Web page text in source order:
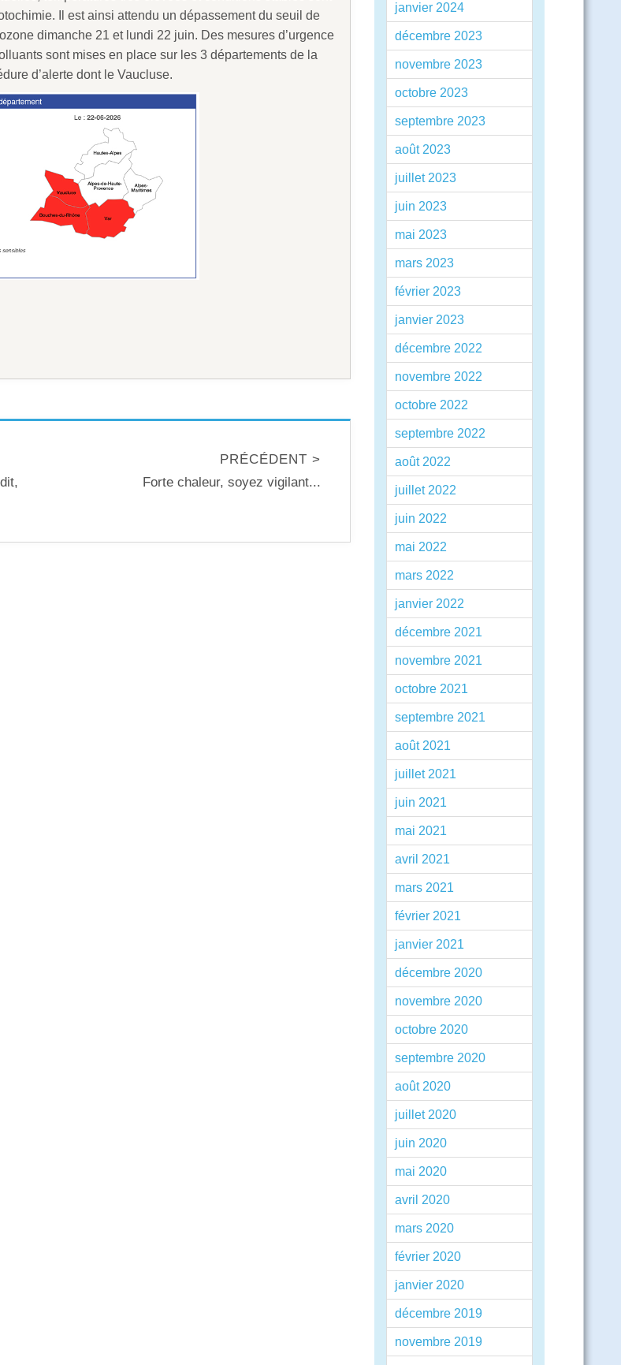
Il est ainsi attendu un dépassement du seuil de
dimanche 21 et lundi 22 juin. Des mesures d’urgence
sont mises en place sur les 3 départements de la
d’alerte dont le Vaucluse.
PRÉCÉDENT >
Forte chaleur, soyez vigilant...
janvier 2024
décembre 2023
novembre 2023
octobre 2023
septembre 2023
août 2023
juillet 2023
juin 2023
mai 2023
mars 2023
février 2023
janvier 2023
décembre 2022
novembre 2022
octobre 2022
septembre 2022
août 2022
juillet 2022
juin 2022
mai 2022
mars 2022
janvier 2022
décembre 2021
novembre 2021
octobre 2021
septembre 2021
août 2021
juillet 2021
juin 2021
mai 2021
avril 2021
mars 2021
février 2021
janvier 2021
décembre 2020
novembre 2020
octobre 2020
septembre 2020
août 2020
juillet 2020
juin 2020
mai 2020
avril 2020
mars 2020
février 2020
janvier 2020
décembre 2019
novembre 2019